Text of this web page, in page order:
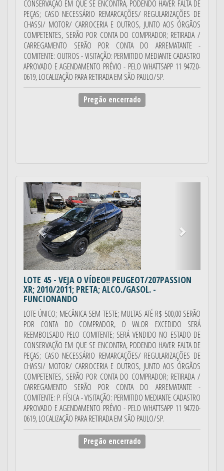
CONSERVAÇÃO EM QUE SE ENCONTRA, PODENDO HAVER FALTA DE
PEÇAS; CASO NECESSÁRIO REMARCAÇÕES/ REGULARIZAÇÕES DE
CHASSI/ MOTOR/ CARROCERIA E OUTROS, JUNTO AOS ÓRGÃOS
COMPETENTES, SERÃO POR CONTA DO COMPRADOR; RETIRADA /
CARREGAMENTO SERÃO POR CONTA DO ARREMATANTE -
COMITENTE: OUTROS - VISITAÇÃO: PERMITIDO MEDIANTE CADASTRO
APROVADO E AGENDAMENTO PRÉVIO - PELO WHATTSAPP 11 94720-
0619, LOCALIZAÇÃO PARA RETIRADA EM SÃO PAULO/SP.
Pregão encerrado
Anterior
LOTE 45 - VEJA O VÍDEO!! PEUGEOT/207PASSION
XR; 2010/2011; PRETA; ALCO./GASOL. -
FUNCIONANDO
LOTE ÚNICO; MECÂNICA SEM TESTE; MULTAS ATÉ R$ 500,00 SERÃO
POR CONTA DO COMPRADOR, O VALOR EXCEDIDO SERÁ
REEMBOLSADO PELO COMITENTE; SERÁ VENDIDO NO ESTADO DE
CONSERVAÇÃO EM QUE SE ENCONTRA, PODENDO HAVER FALTA DE
PEÇAS; CASO NECESSÁRIO REMARCAÇÕES/ REGULARIZAÇÕES DE
CHASSI/ MOTOR/ CARROCERIA E OUTROS, JUNTO AOS ÓRGÃOS
COMPETENTES, SERÃO POR CONTA DO COMPRADOR; RETIRADA /
CARREGAMENTO SERÃO POR CONTA DO ARREMATANTE -
COMITENTE: P. FÍSICA - VISITAÇÃO: PERMITIDO MEDIANTE CADASTRO
APROVADO E AGENDAMENTO PRÉVIO - PELO WHATTSAPP 11 94720-
0619, LOCALIZAÇÃO PARA RETIRADA EM SÃO PAULO/SP.
Pregão encerrado